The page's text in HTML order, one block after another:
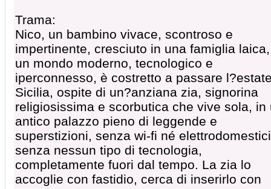
Trama:
Nico, un bambino vivace, scontroso e
impertinente, cresciuto in una famiglia
un mondo moderno, tecnologico e
iperconnesso, è costretto a passare
Sicilia, ospite di un?anziana zia, signorina
religiosissima e scorbutica che vive sola, in
antico palazzo pieno di leggende e
superstizioni, senza wi-fi né
senza nessun tipo di tecnologia,
completamente fuori dal tempo. La zia lo
accoglie con fastidio, cerca di inserirlo con